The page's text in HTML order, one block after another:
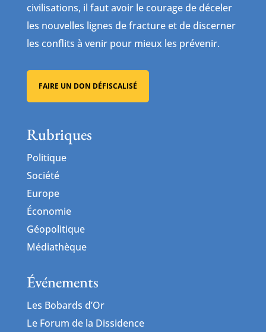
civilisations, il faut avoir le courage de déceler
les nouvelles lignes de fracture et de discerner
les conflits à venir pour mieux les prévenir.
FAIRE UN DON DÉFISCALISÉ
Rubriques
Politique
Société
Europe
Économie
Géopolitique
Médiathèque
Événements
Les Bobards d’Or
Le Forum de la Dissidence